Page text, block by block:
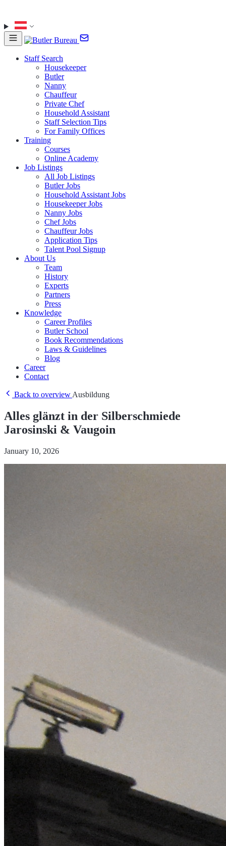
Staff Search
Housekeeper
Butler
Nanny
Chauffeur
Private Chef
Household Assistant
Staff Selection Tips
For Family Offices
Training
Courses
Online Academy
Job Listings
All Job Listings
Butler Jobs
Household Assistant Jobs
Housekeeper Jobs
Nanny Jobs
Chef Jobs
Chauffeur Jobs
Application Tips
Talent Pool Signup
About Us
Team
History
Experts
Partners
Press
Knowledge
Career Profiles
Butler School
Book Recommendations
Laws & Guidelines
Blog
Career
Contact
Back to overview Ausbildung
Alles glänzt in der Silberschmiede
Jarosinski & Vaugoin
January 10, 2026